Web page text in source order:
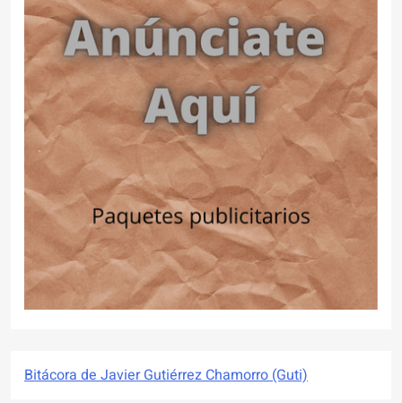
Bitácora de Javier Gutiérrez Chamorro (Guti)